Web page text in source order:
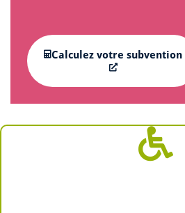
Calculez votre subvention